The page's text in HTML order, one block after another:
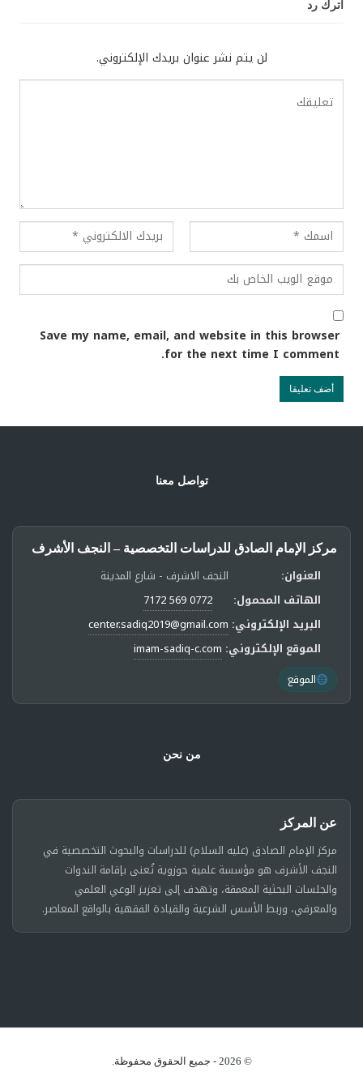
اترك رد
لن يتم نشر عنوان بريدك الإلكتروني.
Save my name, email, and website in this browser
for the next time I comment.
تواصل معنا
مركز الإمام الصادق للدراسات التخصصية – النجف الأشرف
العنوان:
النجف الاشرف - شارع المدينة
الهاتف المحمول:
0772 569 7172
البريد الإلكتروني: center.sadiq2019@gmail.com
الموقع الإلكتروني: imam-sadiq-c.com
الموقع
من نحن
عن المركز
مركز الإمام الصادق (عليه السلام) للدراسات والبحوث التخصصية في
النجف الأشرف هو مؤسسة علمية حوزوية تُعنى بإقامة الندوات
والجلسات البحثية المعمقة، وتهدف إلى تعزيز الوعي العلمي
والمعرفي، وربط الأسس الشرعية والقيادة الفقهية بالواقع المعاصر.
© 2026 - جميع الحقوق محفوظة.